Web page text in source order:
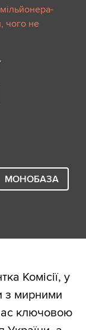
чого не
МОНОБАЗА
Комісії, у
з мирними
ключовою